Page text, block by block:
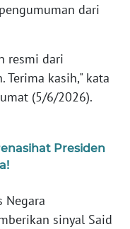
dari
resmi dari
Terima kasih," kata
(5/6/2026).
Presiden
Negara
sinyal Said